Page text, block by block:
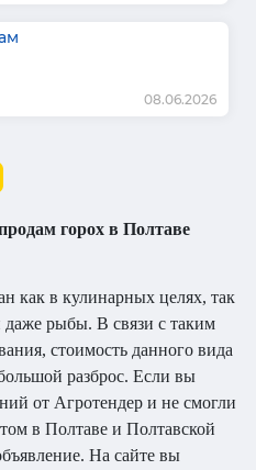
08.06.2026
горох в Полтаве
как в кулинарных целях, так
даже рыбы. В связи с таким
стоимость данного вида
разброс. Если вы
от Агротендер и не смогли
в Полтаве и Полтавской
На сайте вы